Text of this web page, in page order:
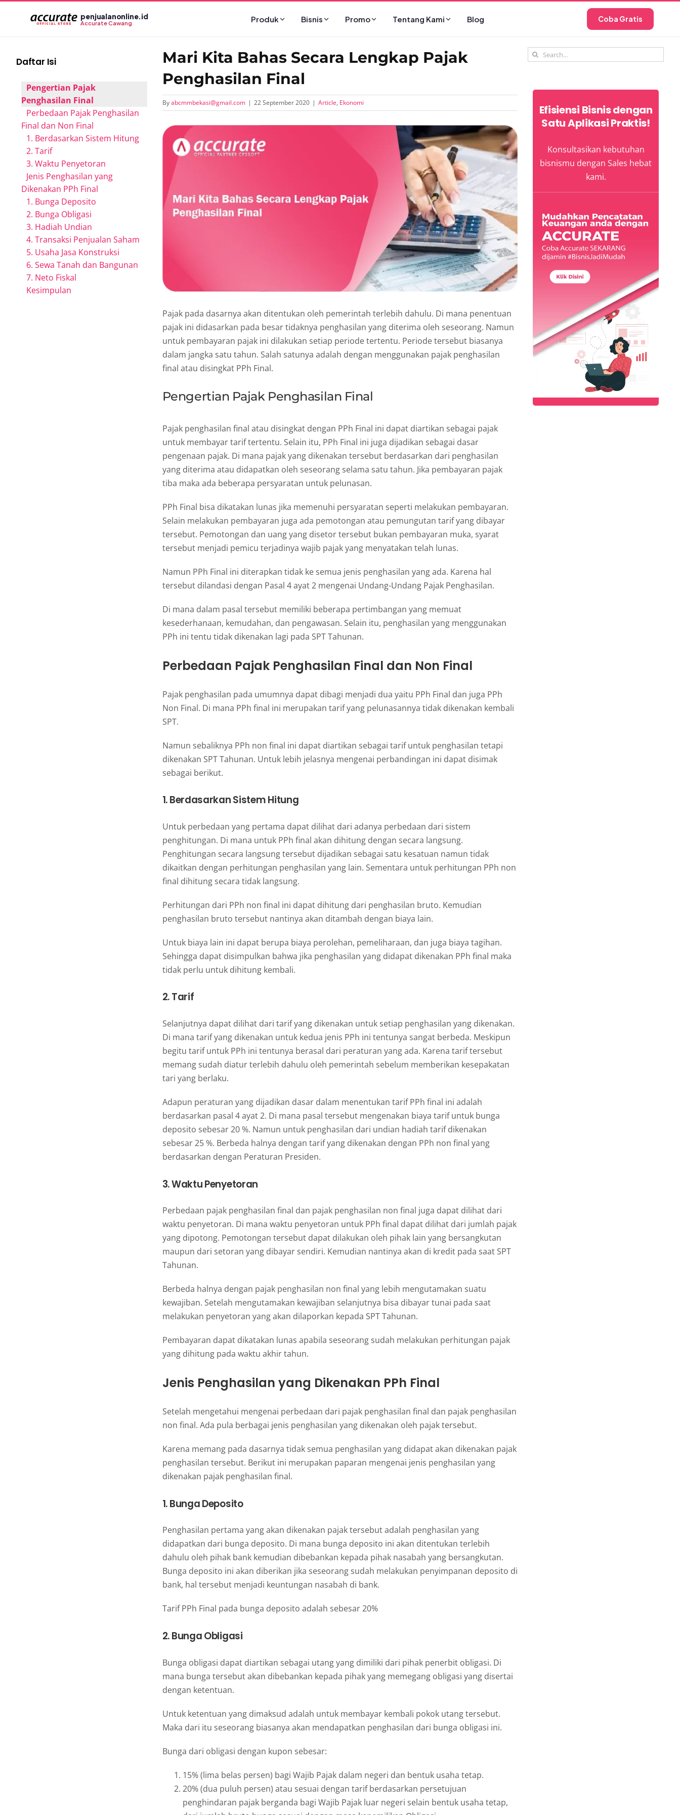
penjualanonline.id
Accurate Cawang Produk Bisnis Promo Tentang Kami Blog Coba Gratis
Mari Kita Bahas Secara Lengkap Pajak
Penghasilan Final
Byabcmmbekasi@gmail.com | 22 September 2020 | Article, Ekonomi
View
Larger
Image
Pajak pada dasarnya akan ditentukan oleh pemerintah terlebih dahulu. Di mana penentuan
pajak ini didasarkan pada besar tidaknya penghasilan yang diterima oleh seseorang. Namun
untuk pembayaran pajak ini dilakukan setiap periode tertentu. Periode tersebut biasanya
dalam jangka satu tahun. Salah satunya adalah dengan menggunakan pajak penghasilan
final atau disingkat PPh Final.
Pengertian Pajak Penghasilan Final
Pajak penghasilan final atau disingkat dengan PPh Final ini dapat diartikan sebagai pajak
untuk membayar tarif tertentu. Selain itu, PPh Final ini juga dijadikan sebagai dasar
pengenaan pajak. Di mana pajak yang dikenakan tersebut berdasarkan dari penghasilan
yang diterima atau didapatkan oleh seseorang selama satu tahun. Jika pembayaran pajak
tiba maka ada beberapa persyaratan untuk pelunasan.
PPh Final bisa dikatakan lunas jika memenuhi persyaratan seperti melakukan pembayaran.
Selain melakukan pembayaran juga ada pemotongan atau pemungutan tarif yang dibayar
tersebut. Pemotongan dan uang yang disetor tersebut bukan pembayaran muka, syarat
tersebut menjadi pemicu terjadinya wajib pajak yang menyatakan telah lunas.
Namun PPh Final ini diterapkan tidak ke semua jenis penghasilan yang ada. Karena hal
tersebut dilandasi dengan Pasal 4 ayat 2 mengenai Undang-Undang Pajak Penghasilan.
Di mana dalam pasal tersebut memiliki beberapa pertimbangan yang memuat
kesederhanaan, kemudahan, dan pengawasan. Selain itu, penghasilan yang menggunakan
PPh ini tentu tidak dikenakan lagi pada SPT Tahunan.
Perbedaan Pajak Penghasilan Final dan Non Final
Pajak penghasilan pada umumnya dapat dibagi menjadi dua yaitu PPh Final dan juga PPh
Non Final. Di mana PPh final ini merupakan tarif yang pelunasannya tidak dikenakan kembali
SPT.
Namun sebaliknya PPh non final ini dapat diartikan sebagai tarif untuk penghasilan tetapi
dikenakan SPT Tahunan. Untuk lebih jelasnya mengenai perbandingan ini dapat disimak
sebagai berikut.
1. Berdasarkan Sistem Hitung
Untuk perbedaan yang pertama dapat dilihat dari adanya perbedaan dari sistem
penghitungan. Di mana untuk PPh final akan dihitung dengan secara langsung.
Penghitungan secara langsung tersebut dijadikan sebagai satu kesatuan namun tidak
dikaitkan dengan perhitungan penghasilan yang lain. Sementara untuk perhitungan PPh non
final dihitung secara tidak langsung.
Perhitungan dari PPh non final ini dapat dihitung dari penghasilan bruto. Kemudian
penghasilan bruto tersebut nantinya akan ditambah dengan biaya lain.
Untuk biaya lain ini dapat berupa biaya perolehan, pemeliharaan, dan juga biaya tagihan.
Sehingga dapat disimpulkan bahwa jika penghasilan yang didapat dikenakan PPh final maka
tidak perlu untuk dihitung kembali.
2. Tarif
Selanjutnya dapat dilihat dari tarif yang dikenakan untuk setiap penghasilan yang dikenakan.
Di mana tarif yang dikenakan untuk kedua jenis PPh ini tentunya sangat berbeda. Meskipun
begitu tarif untuk PPh ini tentunya berasal dari peraturan yang ada. Karena tarif tersebut
memang sudah diatur terlebih dahulu oleh pemerintah sebelum memberikan kesepakatan
tari yang berlaku.
Adapun peraturan yang dijadikan dasar dalam menentukan tarif PPh final ini adalah
berdasarkan pasal 4 ayat 2. Di mana pasal tersebut mengenakan biaya tarif untuk bunga
deposito sebesar 20 %. Namun untuk penghasilan dari undian hadiah tarif dikenakan
sebesar 25 %. Berbeda halnya dengan tarif yang dikenakan dengan PPh non final yang
berdasarkan dengan Peraturan Presiden.
3. Waktu Penyetoran
Perbedaan pajak penghasilan final dan pajak penghasilan non final juga dapat dilihat dari
waktu penyetoran. Di mana waktu penyetoran untuk PPh final dapat dilihat dari jumlah pajak
yang dipotong. Pemotongan tersebut dapat dilakukan oleh pihak lain yang bersangkutan
maupun dari setoran yang dibayar sendiri. Kemudian nantinya akan di kredit pada saat SPT
Tahunan.
Berbeda halnya dengan pajak penghasilan non final yang lebih mengutamakan suatu
kewajiban. Setelah mengutamakan kewajiban selanjutnya bisa dibayar tunai pada saat
melakukan penyetoran yang akan dilaporkan kepada SPT Tahunan.
Pembayaran dapat dikatakan lunas apabila seseorang sudah melakukan perhitungan pajak
yang dihitung pada waktu akhir tahun.
Jenis Penghasilan yang Dikenakan PPh Final
Setelah mengetahui mengenai perbedaan dari pajak penghasilan final dan pajak penghasilan
non final. Ada pula berbagai jenis penghasilan yang dikenakan oleh pajak tersebut.
Karena memang pada dasarnya tidak semua penghasilan yang didapat akan dikenakan pajak
penghasilan tersebut. Berikut ini merupakan paparan mengenai jenis penghasilan yang
dikenakan pajak penghasilan final.
1. Bunga Deposito
Penghasilan pertama yang akan dikenakan pajak tersebut adalah penghasilan yang
didapatkan dari bunga deposito. Di mana bunga deposito ini akan ditentukan terlebih
dahulu oleh pihak bank kemudian dibebankan kepada pihak nasabah yang bersangkutan.
Bunga deposito ini akan diberikan jika seseorang sudah melakukan penyimpanan deposito di
bank, hal tersebut menjadi keuntungan nasabah di bank.
Tarif PPh Final pada bunga deposito adalah sebesar 20%
2. Bunga Obligasi
Bunga obligasi dapat diartikan sebagai utang yang dimiliki dari pihak penerbit obligasi. Di
mana bunga tersebut akan dibebankan kepada pihak yang memegang obligasi yang disertai
dengan ketentuan.
Untuk ketentuan yang dimaksud adalah untuk membayar kembali pokok utang tersebut.
Maka dari itu seseorang biasanya akan mendapatkan penghasilan dari bunga obligasi ini.
Bunga dari obligasi dengan kupon sebesar:
15% (lima belas persen) bagi Wajib Pajak dalam negeri dan bentuk usaha tetap.
20% (dua puluh persen) atau sesuai dengan tarif berdasarkan persetujuan
penghindaran pajak berganda bagi Wajib Pajak luar negeri selain bentuk usaha tetap,
Daftar Isi
Pengertian Pajak
Penghasilan Final
Perbedaan Pajak Penghasilan
Final dan Non Final
1. Berdasarkan Sistem Hitung
2. Tarif
3. Waktu Penyetoran
Jenis Penghasilan yang
Dikenakan PPh Final
1. Bunga Deposito
2. Bunga Obligasi
3. Hadiah Undian
4. Transaksi Penjualan Saham
5. Usaha Jasa Konstruksi
6. Sewa Tanah dan Bangunan
7. Neto Fiskal
Kesimpulan
Search
Efisiensi Bisnis dengan
Satu Aplikasi Praktis!
Konsultasikan kebutuhan
bisnismu dengan Sales hebat
kami.